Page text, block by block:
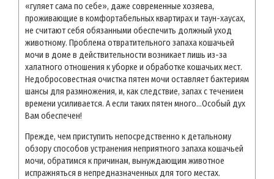
«гуляет сама по себе», даже современные хозяева,
проживающие в комфортабельных квартирах и таун-хаусах,
не считают себя обязанными обеспечить должный уход
животному. Проблема отвратительного запаха кошачьей
мочи в доме в действительности возникает лишь из-за
халатного отношения к уборке и обработке кошачьих мест.
Недобросовестная очистка пятен мочи оставляет бактериям
шансы для размножения, и, как следствие, запах с течением
времени усиливается. А если таких пятен много…Особый дух
Вам обеспечен!
Прежде, чем приступить непосредственно к детальному
обзору способов устранения неприятного запаха кошачьей
мочи, обратимся к причинам, вынуждающим животное
испражняться в непредназначенных для того местах.